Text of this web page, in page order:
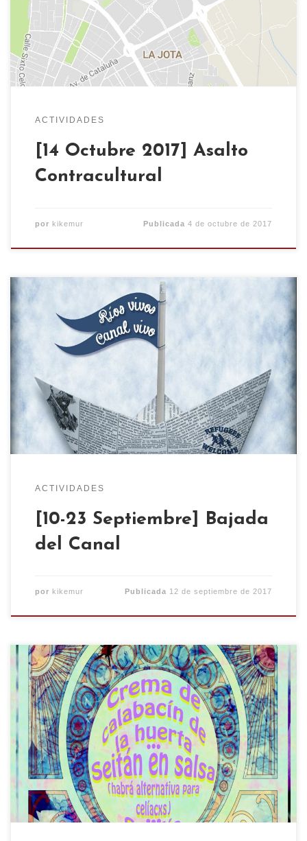
actividades todo el dia. El lugar es en la Calle
Thomas Edison A,22 (Poligono Cogullada) al final
. Una calle de Avenida Cataluña. Aqui te […]
ACTIVIDADES
[14 Octubre 2017] Asalto
Contracultural
por kikemur Publicada4 de octubre de 2017
¡Viva la Bajada del Canal! PROGRAMA Domingo
10 – Ruta Zaragoza Rebelde con un recorrido por
Torrero-La Paz por los escenarios que han
las 11 horas en la Avenida de América 94
(Cementerio) para acabar en la Plaza Crónica del
ACTIVIDADES
[10-23 Septiembre] Bajada
del Canal
por kikemur Publicada 12 de septiembre de 2017
A partir de este domingo volvemos con el
comedor popular vegano. Para el domingo 10:
Crema de calabacín de la huerta Seitán en salsa
(habrá alternativa para celíacxs) Sandía Como
siempre, a las 15h